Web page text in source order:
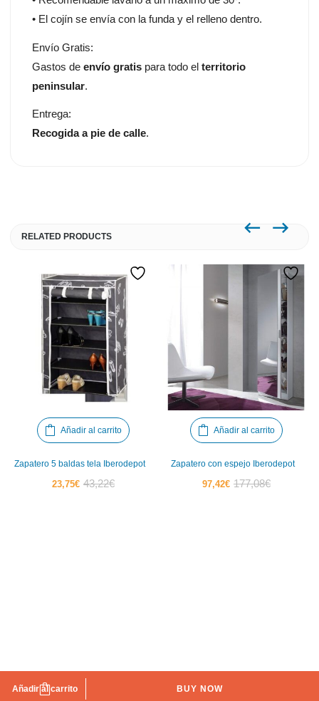
Añadir al carrito BUY NOW
• El cojín se envía con la funda y el relleno dentro.
Envío Gratis:
Gastos deenvío gratis para todo elterritorio
peninsular.
Entrega:
Recogida a pie de calle.
RELATED PRODUCTS
Añadir al carrito
Zapatero 5 baldas tela Iberodepot
23,75€El43,22€El
Añadir al carrito
Zapatero con espejo Iberodepot
97,42€El177,08€El